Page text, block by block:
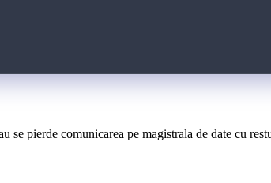
pierde comunicarea pe magistrala de date cu